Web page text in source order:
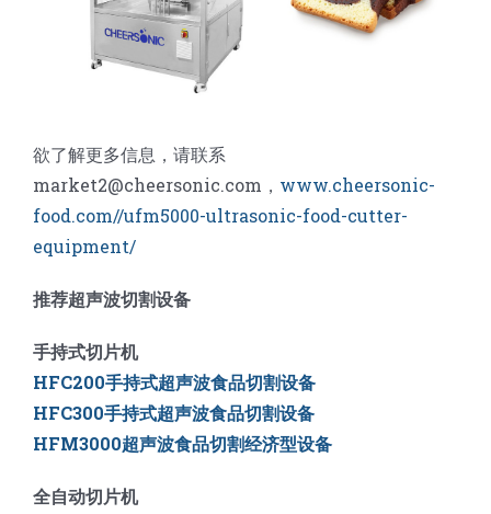
欲了解更多信息，请联系
market2@cheersonic.com， www.cheersonic-
food.com//ufm5000-ultrasonic-food-cutter-
equipment/
推荐超声波切割设备
手持式切片机
HFC200手持式超声波食品切割设备
HFC300手持式超声波食品切割设备
HFM3000超声波食品切割经济型设备
全自动切片机